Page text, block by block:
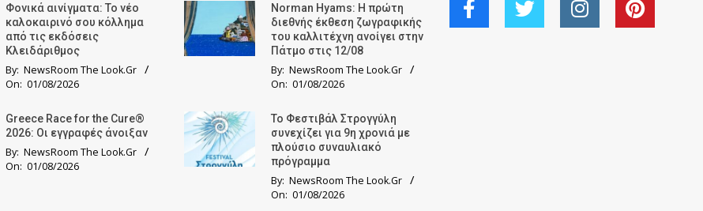
Φονικά αινίγματα: Το νέο
καλοκαιρινό σου κόλλημα
από τις εκδόσεις
Κλειδάριθμος
By: NewsRoom The Look.Gr
On: 01/08/2026
Greece Race for the Cure®
2026: Οι εγγραφές άνοιξαν
By: NewsRoom The Look.Gr
On: 01/08/2026
Norman Hyams: Η πρώτη
διεθνής έκθεση ζωγραφικής
του καλλιτέχνη ανοίγει στην
Πάτμο στις 12/08
By: NewsRoom The Look.Gr
On: 01/08/2026
Το Φεστιβάλ Στρογγύλη
συνεχίζει για 9η χρονιά με
πλούσιο συναυλιακό
πρόγραμμα
By: NewsRoom The Look.Gr
On: 01/08/2026